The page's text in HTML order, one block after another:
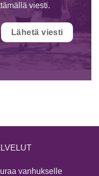
viesti.
Lähetä viesti
vanhukselle